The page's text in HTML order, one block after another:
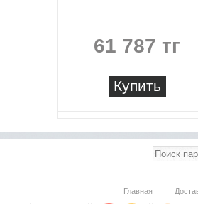
61 787 тг
Купить
Главная